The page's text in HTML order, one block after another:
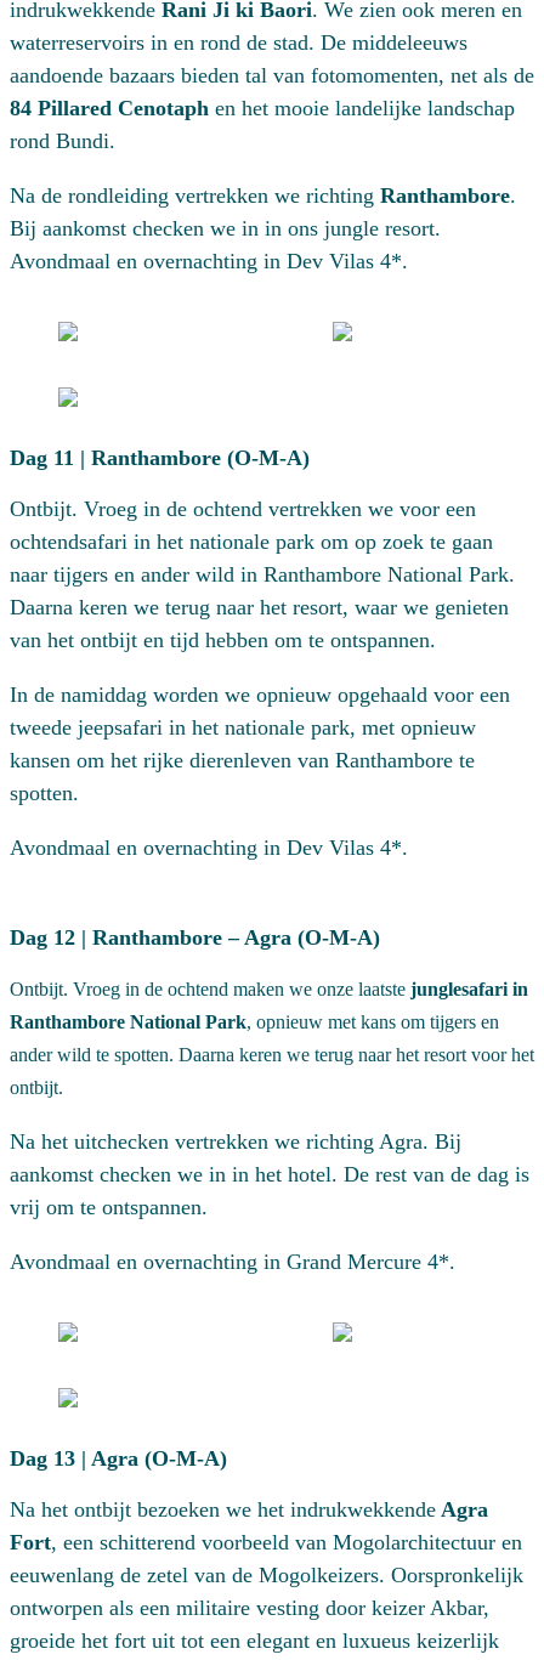
indrukwekkende Rani Ji ki Baori. We zien ook meren en
waterreservoirs in en rond de stad. De middeleeuws
aandoende bazaars bieden tal van fotomomenten, net als de
84 Pillared Cenotaph en het mooie landelijke landschap
rond Bundi.
Na de rondleiding vertrekken we richting Ranthambore.
Bij aankomst checken we in in ons jungle resort.
Avondmaal en overnachting in Dev Vilas 4*.
Dag 11 | Ranthambore (O-M-A)
Ontbijt. Vroeg in de ochtend vertrekken we voor een
ochtendsafari in het nationale park om op zoek te gaan
naar tijgers en ander wild in Ranthambore National Park.
Daarna keren we terug naar het resort, waar we genieten
van het ontbijt en tijd hebben om te ontspannen.
In de namiddag worden we opnieuw opgehaald voor een
tweede jeepsafari in het nationale park, met opnieuw
kansen om het rijke dierenleven van Ranthambore te
spotten.
Avondmaal en overnachting in Dev Vilas 4*.
Dag 12 | Ranthambore – Agra (O-M-A)
Ontbijt. Vroeg in de ochtend maken we onze laatste junglesafari in
Ranthambore National Park, opnieuw met kans om tijgers en
ander wild te spotten. Daarna keren we terug naar het resort voor het
ontbijt.
Na het uitchecken vertrekken we richting Agra. Bij
aankomst checken we in in het hotel. De rest van de dag is
vrij om te ontspannen.
Avondmaal en overnachting in Grand Mercure 4*.
Dag 13 | Agra (O-M-A)
Na het ontbijt bezoeken we het indrukwekkende Agra
Fort, een schitterend voorbeeld van Mogolarchitectuur en
eeuwenlang de zetel van de Mogolkeizers. Oorspronkelijk
ontworpen als een militaire vesting door keizer Akbar,
groeide het fort uit tot een elegant en luxueus keizerlijk